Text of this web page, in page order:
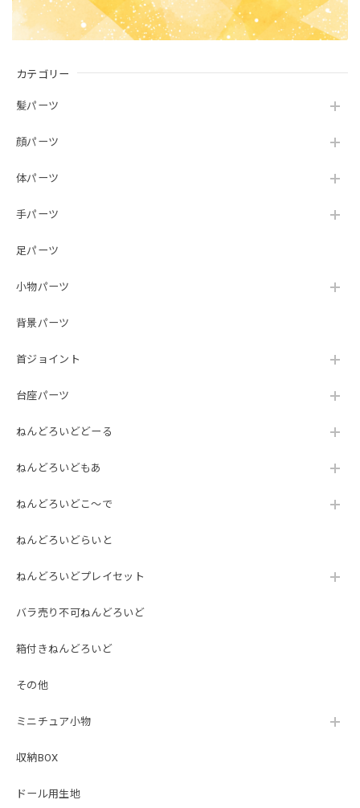
カテゴリー
髪パーツ
顔パーツ
体パーツ
手パーツ
足パーツ
小物パーツ
背景パーツ
首ジョイント
台座パーツ
ねんどろいどどーる
ねんどろいどもあ
ねんどろいどこ～で
ねんどろいどらいと
ねんどろいどプレイセット
バラ売り不可ねんどろいど
箱付きねんどろいど
その他
ミニチュア小物
収納BOX
ドール用生地